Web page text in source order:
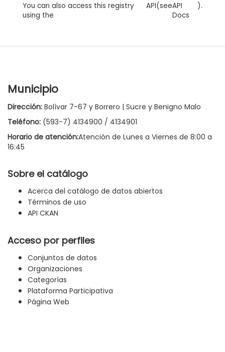
You can also access this registry
using the
API(seeAPI
Docs
).
Municipio
Dirección: Bolívar 7-67 y Borrero | Sucre y Benigno Malo
Teléfono: (593-7) 4134900 / 4134901
Horario de atención:Atención de Lunes a Viernes de 8:00 a
16:45
Sobre el catálogo
Acerca del catálogo de datos abiertos
Términos de uso
API CKAN
Acceso por perfiles
Conjuntos de datos
Organizaciones
Categorías
Plataforma Participativa
Página Web